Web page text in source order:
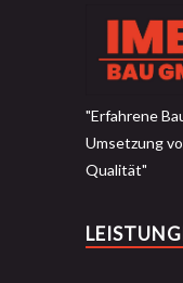
"Erfahrene
Umsetzung
Qualität"